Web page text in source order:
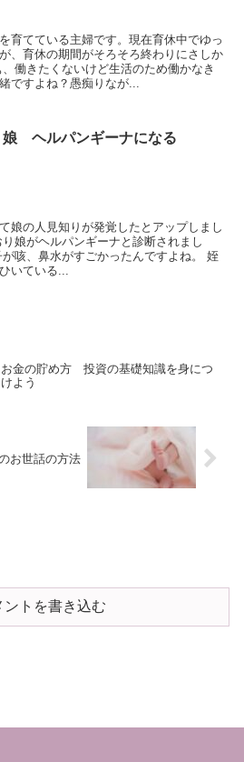
育てている主婦です。現在育休中でゆっ
、育休の期間がそろそろ終わりにさしか
働きたくないけど生活のため働かなき
ですよね？愚痴りなが...
娘 ヘルパンギーナになる
娘の人見知りが発覚したとアップしまし
娘がヘルパンギーナと診断されまし
咳、鼻水がすごかったんですよね。 姪
いている...
お金の貯め方 投資の基礎知識を身につ
けよう
お世話の方法
ントを書き込む